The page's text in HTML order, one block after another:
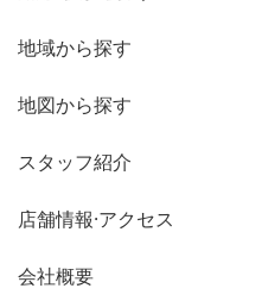
地域から探す
地図から探す
スタッフ紹介
店舗情報·アクセス
会社概要